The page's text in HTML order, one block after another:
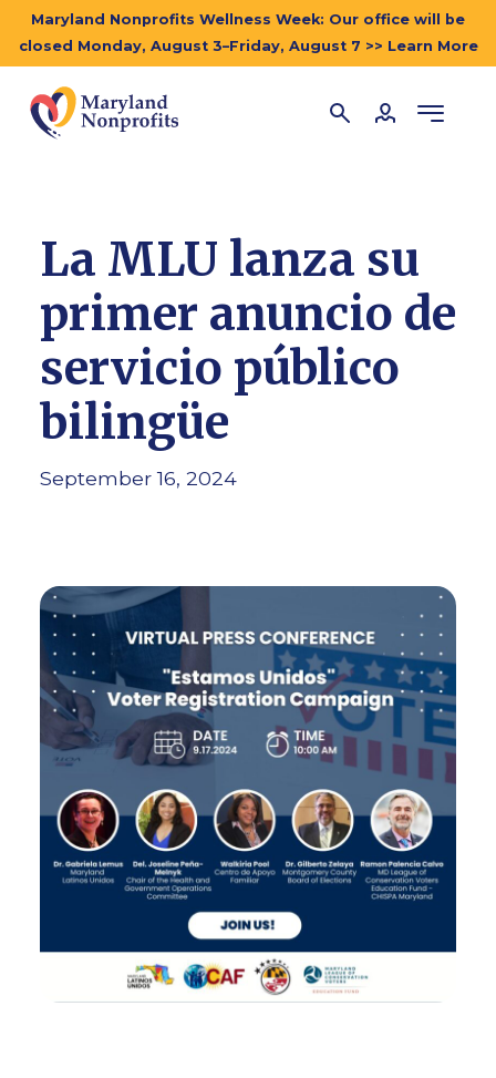
Maryland Nonprofits Wellness Week: Our office will be
closed Monday, August 3–Friday, August 7 >> Learn More
La MLU lanza su
primer anuncio de
servicio público
bilingüe
September 16, 2024